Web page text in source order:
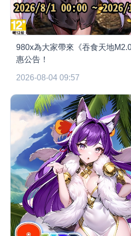
980x為大家帶來《吞食天地
惠公告！
2026-08-04 09:57